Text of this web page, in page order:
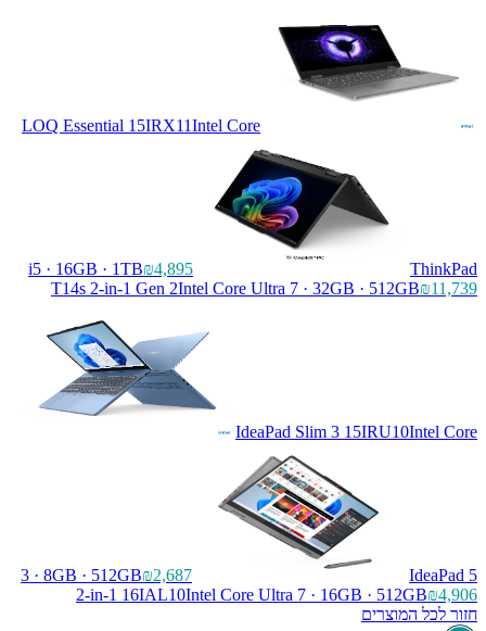
LOQ Essential 15IRX11Intel Core
i5 · 16GB · 1TB₪4,895
ThinkPad
T14s 2-in-1 Gen 2Intel Core Ultra 7 · 32GB · 512GB₪11,739
IdeaPad Slim 3 15IRU10Intel Core
3 · 8GB · 512GB₪2,687
IdeaPad 5
2-in-1 16IAL10Intel Core Ultra 7 · 16GB · 512GB₪4,906
חזור לכל המוצרים